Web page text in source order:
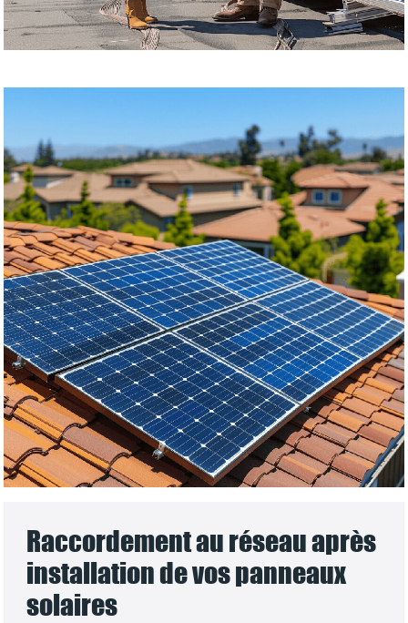
Raccordement au réseau après
installation de vos panneaux
solaires